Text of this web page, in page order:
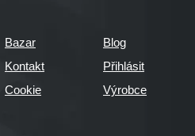
Bazar
Kontakt
Cookie
Blog
Přihlásit
Výrobce